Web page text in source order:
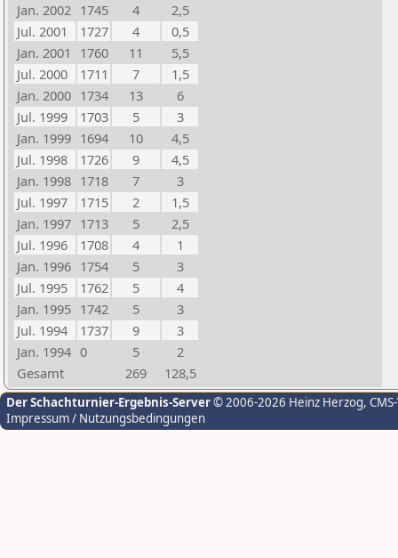
Jan. 2002 1745 4
2,5
Jul. 2001
1727 4
0,5
Jan. 2001
1760 11
5,5
Jul. 2000
1711 7
1,5
Jan. 2000 1734 13
6
Jul. 1999
1703 5
3
Jan. 1999 1694 10
4,5
Jul. 1998
1726 9
4,5
Jan. 1998 1718 7
3
Jul. 1997
1715 2
1,5
Jan. 1997 1713 5
2,5
Jul. 1996
1708 4
1
Jan. 1996 1754 5
3
Jul. 1995
1762 5
4
Jan. 1995 1742 5
3
Jul. 1994
1737 9
3
Jan. 1994 0 5
2
Gesamt
269 128,5
Der Schachturnier-Ergebnis-Server© 2006-2026 Heinz Herzog,
Impressum / Nutzungsbedingungen